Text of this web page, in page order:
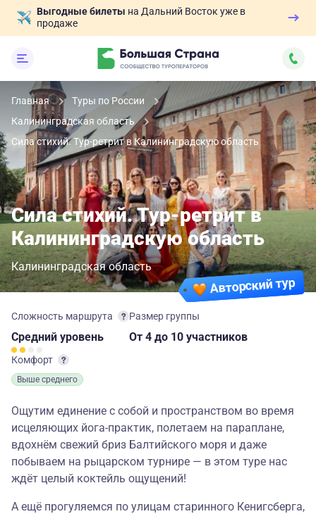
Выгодные билеты на Дальний Восток уже в
продаже
Главная
Туры по России
Калининградская область
Сила стихий. Тур-ретрит в Калининградскую область
Авторский тур
Сила стихий. Тур-ретрит в
Калининградскую область
Калининградская область
Сложность маршрута
Средний уровень
Комфорт
Выше среднего
Размер группы
От 4 до 10 участников
Ощутим единение с собой и пространством во время
исцеляющих йога-практик, полетаем на параплане,
вдохнём свежий бриз Балтийского моря и даже
побываем на рыцарском турнире — в этом туре нас
ждёт целый коктейль ощущений!
А ещё прогуляемся по улицам старинного Кенигсберга,